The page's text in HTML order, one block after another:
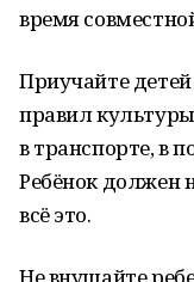
время
Приучайте
правил
в транспорте, в
Ребёнок должен
всё это.